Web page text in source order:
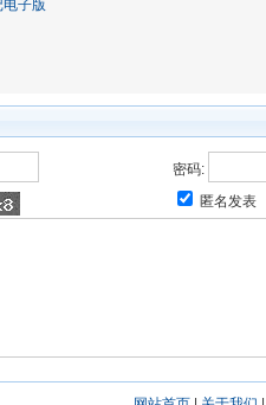
子版
密码:
匿名发表